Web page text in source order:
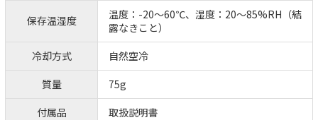
保存温湿度
温度：-20～60℃、湿度：20～85%RH（結
露なきこと）
冷却方式
自然空冷
質量
75g
付属品
取扱説明書